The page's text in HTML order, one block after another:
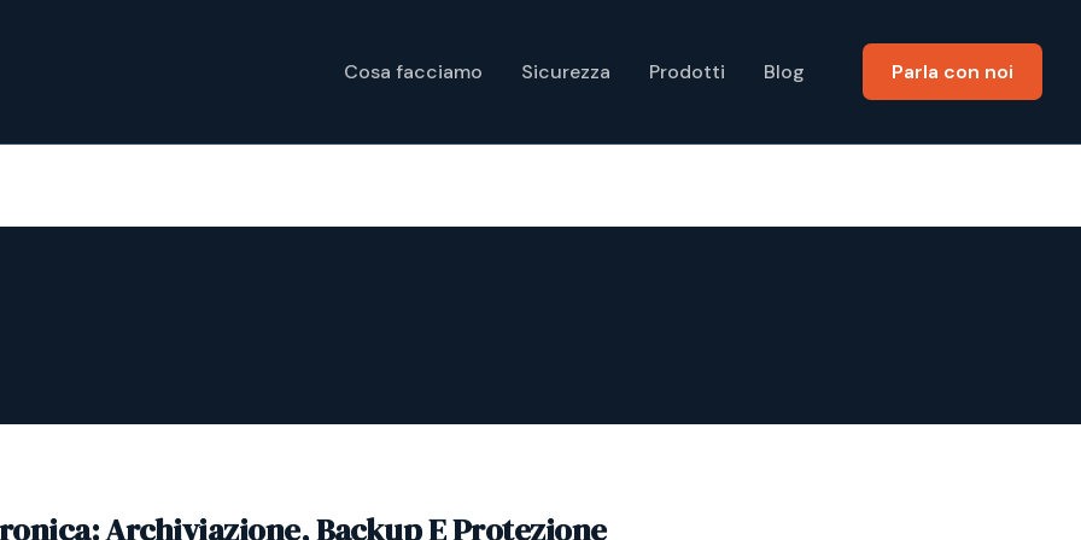
Cosa facciamo Sicurezza Prodotti Blog Parla con noi
Archiviazione, Backup E Protezione